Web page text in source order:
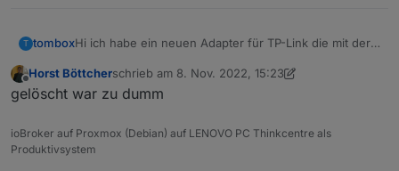
T tomboxHi ich habe ein neuen Adapter für TP-Link die mit der
Der Adapter loggt sich über die Cloud ein um alle
Geräte mit IP zu finden
manuell die IP gesetzt wird.
tapo.0.id.ip
Dann versucht er sich lokal mit username und
Password auf die Geräte zu verbinden und zu steuern.
tapo.0.id
Motion Detection funktioniert mit Stream User und
Offline
Horst Böttcherschrieb am 8. Nov. 2022, 15:23
zuletzt editiert von Horst Böttcher
gelöscht war zu dumm
ioBroker auf Proxmox (Debian) auf LENOVO PC Thinkcentre als
Produktivsystem